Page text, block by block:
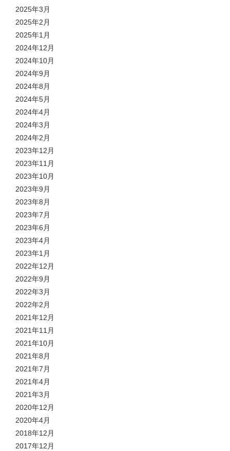
2025年3月
2025年2月
2025年1月
2024年12月
2024年10月
2024年9月
2024年8月
2024年5月
2024年4月
2024年3月
2024年2月
2023年12月
2023年11月
2023年10月
2023年9月
2023年8月
2023年7月
2023年6月
2023年4月
2023年1月
2022年12月
2022年9月
2022年3月
2022年2月
2021年12月
2021年11月
2021年10月
2021年8月
2021年7月
2021年4月
2021年3月
2020年12月
2020年4月
2018年12月
2017年12月